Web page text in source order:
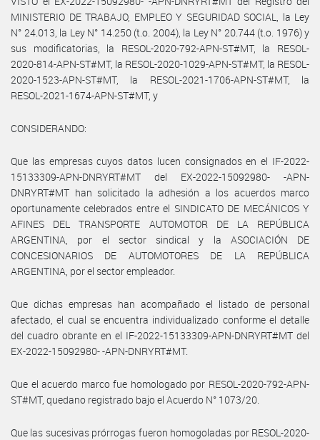
MINISTERIO DE TRABAJO, EMPLEO Y SEGURIDAD SOCIAL, la Ley
N° 24.013, la Ley N° 14.250 (t.o. 2004), la Ley N° 20.744 (t.o. 1976) y
sus modificatorias, la RESOL-2020-792-APN-ST#MT, la RESOL-
2020-814-APN-ST#MT, la RESOL-2020-1029-APN-ST#MT, la RESOL-
2020-1523-APN-ST#MT, la RESOL-2021-1706-APN-ST#MT, la
RESOL-2021-1674-APN-ST#MT, y
CONSIDERANDO:
Que las empresas cuyos datos lucen consignados en el IF-2022-
15133309-APN-DNRYRT#MT del EX-2022-15092980- -APN-
DNRYRT#MT han solicitado la adhesión a los acuerdos marco
oportunamente celebrados entre el SINDICATO DE MECÁNICOS Y
AFINES DEL TRANSPORTE AUTOMOTOR DE LA REPÚBLICA
ARGENTINA, por el sector sindical y la ASOCIACIÓN DE
CONCESIONARIOS DE AUTOMOTORES DE LA REPÚBLICA
ARGENTINA, por el sector empleador.
Que dichas empresas han acompañado el listado de personal
afectado, el cual se encuentra individualizado conforme el detalle
del cuadro obrante en el IF-2022-15133309-APN-DNRYRT#MT del
EX-2022-15092980- -APN-DNRYRT#MT.
Que el acuerdo marco fue homologado por RESOL-2020-792-APN-
ST#MT, quedano registrado bajo el Acuerdo N° 1073/20.
Que las sucesivas prórrogas fueron homogoladas por RESOL-2020-